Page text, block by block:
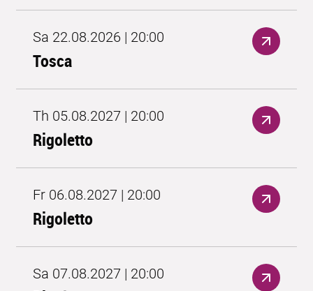
Sa 22.08.2026 | 20:00
Tosca
Th 05.08.2027 | 20:00
Rigoletto
Fr 06.08.2027 | 20:00
Rigoletto
Sa 07.08.2027 | 20:00